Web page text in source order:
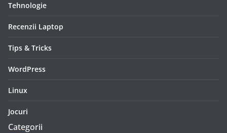
Tehnologie
Recenzii Laptop
Tips & Tricks
WordPress
Linux
Jocuri
Categorii